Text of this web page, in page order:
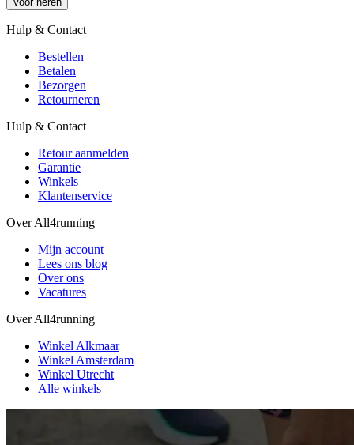
Hulp & Contact
Bestellen
Betalen
Bezorgen
Retourneren
Hulp & Contact
Retour aanmelden
Garantie
Winkels
Klantenservice
Over All4running
Mijn account
Lees ons blog
Over ons
Vacatures
Over All4running
Winkel Alkmaar
Winkel Amsterdam
Winkel Utrecht
Alle winkels